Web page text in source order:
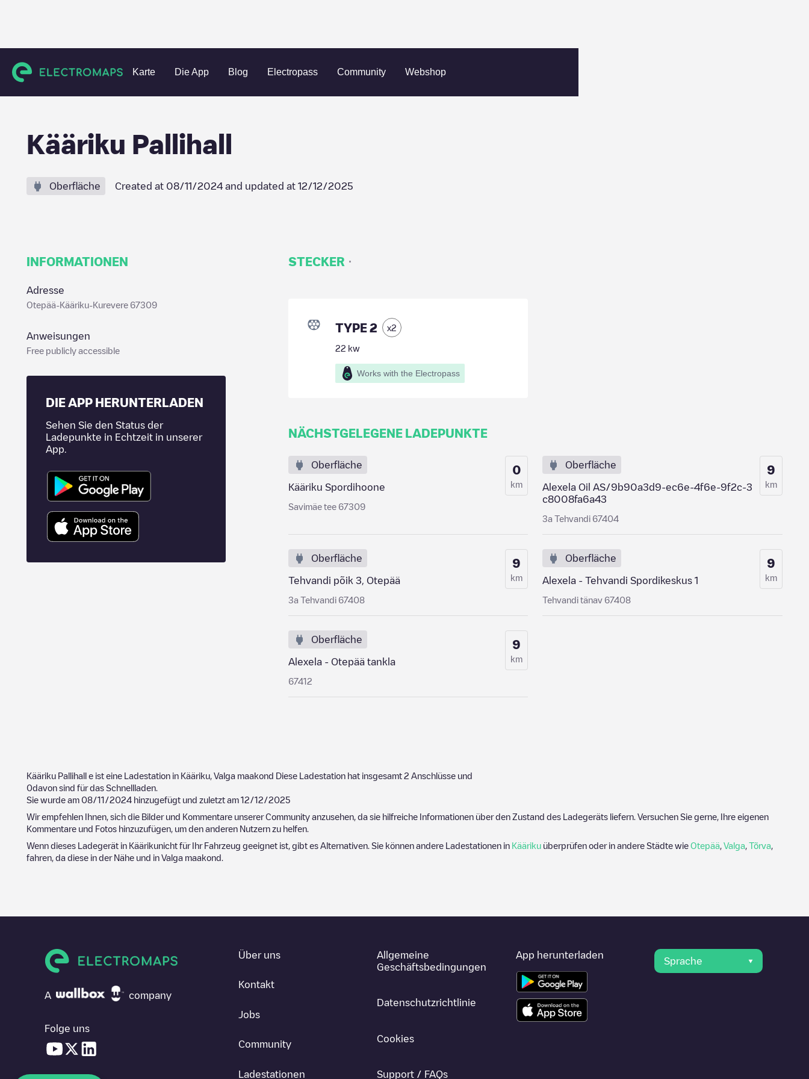
Karte Die App Blog Electropass Community Webshop
Charging stations Estland Valga maakond Kääriku Kääriku Pallihall
Kääriku Pallihall
Oberfläche Created at 08/11/2024 and updated at 12/12/2025
INFORMATIONEN
Adresse
Otepää-Kääriku-Kurevere 67309
Anweisungen
Free publicly accessible
DIE APP HERUNTERLADEN
Sehen Sie den Status der
Ladepunkte in Echtzeit in unserer
App.
STECKER ·
TYPE 2 x2
22 kw
Works with the Electropass
NÄCHSTGELEGENE LADEPUNKTE
Oberfläche
Kääriku Spordihoone
Savimäe tee 67309
0
km
Oberfläche
Alexela Oil AS/9b90a3d9-ec6e-4f6e-9f2c-3
c8008fa6a43
3a Tehvandi 67404
9
km
Oberfläche
Tehvandi põik 3, Otepää
3a Tehvandi 67408
9
km
Oberfläche
Alexela - Tehvandi Spordikeskus 1
Tehvandi tänav 67408
9
km
Oberfläche
Alexela - Otepää tankla
67412
9
km
Kääriku Pallihall e ist eine Ladestation in Kääriku Valga maakond Diese Ladestation hat insgesamt 2 Anschlüsse und
0davon sind für das Schnellladen.
Sie wurde am 08/11/2024 hinzugefügt und zuletzt am 12/12/2025
Wir empfehlen Ihnen, sich die Bilder und Kommentare unserer Community anzusehen, da sie hilfreiche Informationen über den Zustand des Ladegeräts liefern. Versuchen Sie gerne, Ihre eigenen
Kommentare und Fotos hinzuzufügen, um den anderen Nutzern zu helfen.
Wenn dieses Ladegerät in Käärikunicht für Ihr Fahrzeug geeignet ist, gibt es Alternativen. Sie können andere Ladestationen in Kääriku überprüfen oder in andere Städte wie Otepää Valga Tõrva
fahren, da diese in der Nähe und in Valga maakond
A company
Folge uns
Über uns
Kontakt
Jobs
Community
Ladestationen
Allgemeine
Geschäftsbedingungen
Datenschutzrichtlinie
Cookies
Support / FAQs
App herunterladen
Sprache